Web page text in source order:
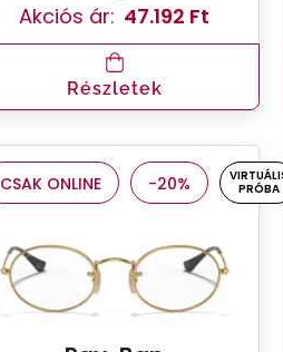
Akciós ár: 47.192 Ft
Részletek
CSAK ONLINE -20%
PRÓBA